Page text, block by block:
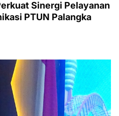
Sinergi Pelayanan
PTUN Palangka